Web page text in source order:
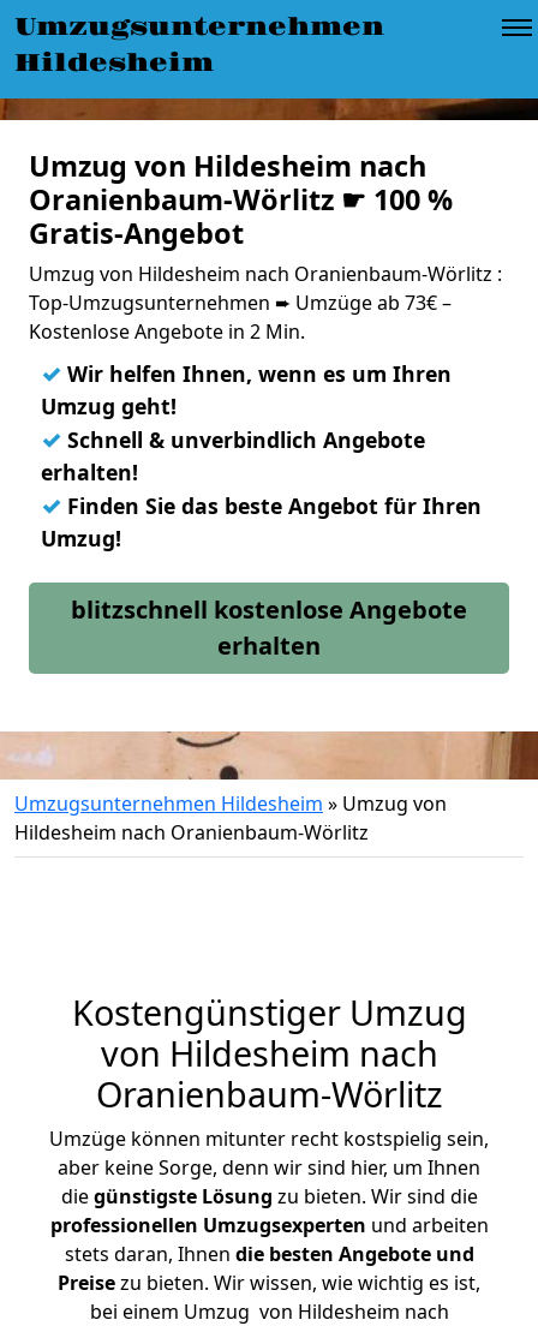
Umzugsunternehmen
Hildesheim
Umzug von Hildesheim nach
Oranienbaum-Wörlitz ☛ 100 %
Gratis-Angebot
Umzug von Hildesheim nach Oranienbaum-Wörlitz :
Top-Umzugsunternehmen ➨ Umzüge ab 73€ –
Kostenlose Angebote in 2 Min.
✓ Wir helfen Ihnen, wenn es um Ihren
Umzug geht!
✓ Schnell & unverbindlich Angebote
erhalten!
✓ Finden Sie das beste Angebot für Ihren
Umzug!
blitzschnell kostenlose Angebote
erhalten
Umzugsunternehmen Hildesheim » Umzug von
Hildesheim nach Oranienbaum-Wörlitz
Kostengünstiger Umzug
von Hildesheim nach
Oranienbaum-Wörlitz
Umzüge können mitunter recht kostspielig sein,
aber keine Sorge, denn wir sind hier, um Ihnen
diegünstigste Lösung zu bieten. Wir sind die
professionellen Umzugsexperten und arbeiten
stets daran, Ihnen die besten Angebote und
Preisezu bieten. Wir wissen, wie wichtig es ist,
bei einem Umzug von Hildesheim nach